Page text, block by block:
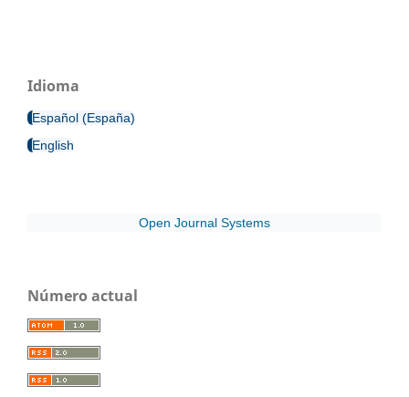
Idioma
Español (España)
English
Open Journal Systems
Número actual